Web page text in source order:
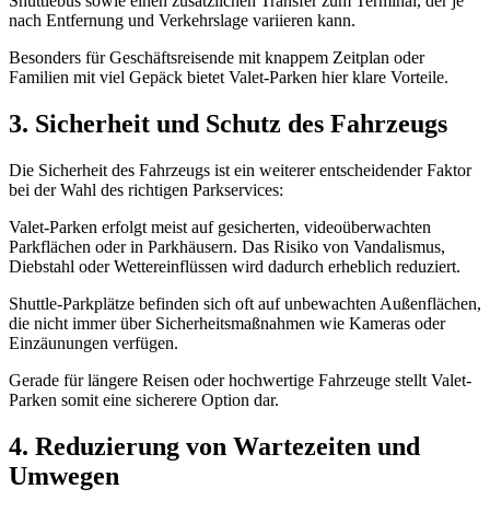
nach Entfernung und Verkehrslage variieren kann.
Besonders für Geschäftsreisende mit knappem Zeitplan oder
Familien mit viel Gepäck bietet Valet-Parken hier klare Vorteile.
3. Sicherheit und Schutz des Fahrzeugs
Die Sicherheit des Fahrzeugs ist ein weiterer entscheidender Faktor
bei der Wahl des richtigen Parkservices:
Valet-Parken erfolgt meist auf gesicherten, videoüberwachten
Parkflächen oder in Parkhäusern. Das Risiko von Vandalismus,
Diebstahl oder Wettereinflüssen wird dadurch erheblich reduziert.
Shuttle-Parkplätze befinden sich oft auf unbewachten Außenflächen,
die nicht immer über Sicherheitsmaßnahmen wie Kameras oder
Einzäunungen verfügen.
Gerade für längere Reisen oder hochwertige Fahrzeuge stellt Valet-
Parken somit eine sicherere Option dar.
4. Reduzierung von Wartezeiten und
Umwegen